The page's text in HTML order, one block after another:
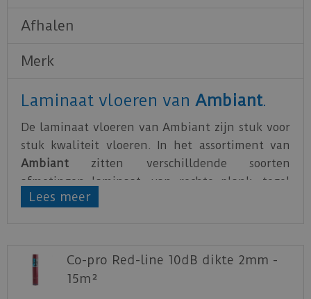
Afhalen
Merk
Laminaat vloeren van Ambiant.
De laminaat vloeren van Ambiant zijn stuk voor
stuk kwaliteit vloeren. In het assortiment van
Ambiant zitten verschilldende soorten
afmetingen laminaat, van rechte plank, tegel
tot visgraat.
vloer in een appartement geplaatst zal worden
is deRed-line
Lees meer
Co-pro Red-line 10dB dikte 2mm -
15m²